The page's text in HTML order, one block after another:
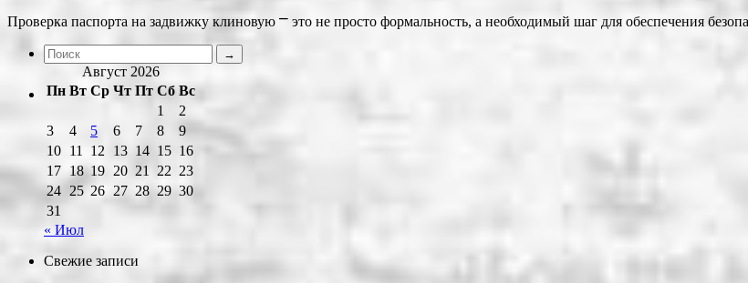
Проверка паспорта на задвижку клиновую ⎻ это не просто формальность, а необходимый шаг для обеспечения
Август 2026
Пн Вт Ср Чт Пт Сб Вс
1
2
3
4 5 6 7 8
9
10 11 12 13 14 15 16
17 18 19 20 21 22 23
24 25 26 27 28 29 30
31
« Июл
Свежие записи